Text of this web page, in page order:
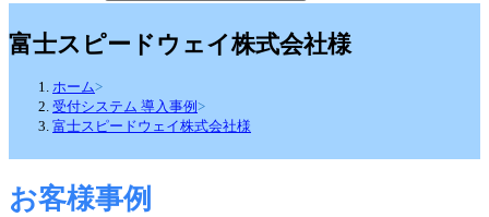
富士スピードウェイ株式会社様
ホーム>
受付システム 導入事例 >
富士スピードウェイ株式会社様
お客様事例